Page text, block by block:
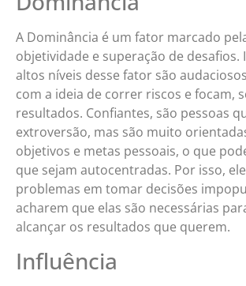
A Dominância é um fator marcado
objetividade e superação de desafios.
altos níveis desse fator são
com a ideia de correr riscos e focam,
resultados. Confiantes, são pessoas
extroversão, mas são muito
objetivos e metas pessoais, o que
que sejam autocentradas. Por isso,
problemas em tomar decisões
acharem que elas são necessárias
alcançar os resultados que querem.
Influência